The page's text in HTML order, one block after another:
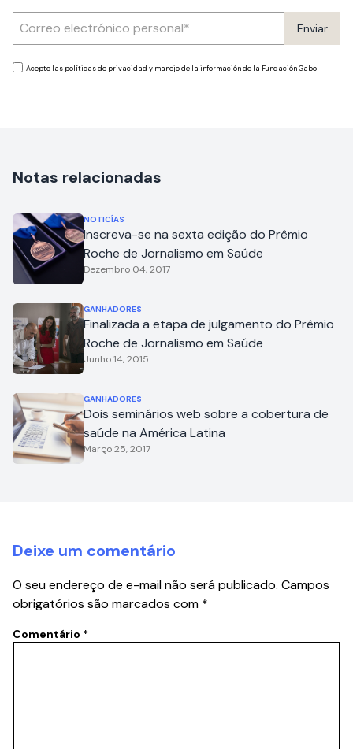
Enviar
Acepto las políticas de privacidad y manejo de la información de la Fundación Gabo
Notas relacionadas
NOTICÍAS
Inscreva-se na sexta edição do Prêmio
Roche de Jornalismo em Saúde
Dezembro 04, 2017
GANHADORES
Finalizada a etapa de julgamento do Prêmio
Roche de Jornalismo em Saúde
Junho 14, 2015
GANHADORES
Dois seminários web sobre a cobertura de
saúde na América Latina
Março 25, 2017
Deixe um comentário
O seu endereço de e-mail não será publicado. Campos
obrigatórios são marcados com *
Comentário *